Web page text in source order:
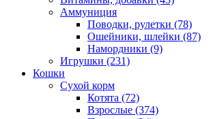
Аммуниция
Поводки, рулетки (78)
Ошейники, шлейки (87)
Намордники (9)
Игрушки (231)
Кошки
Сухой корм
Котята (72)
Взрослые (374)